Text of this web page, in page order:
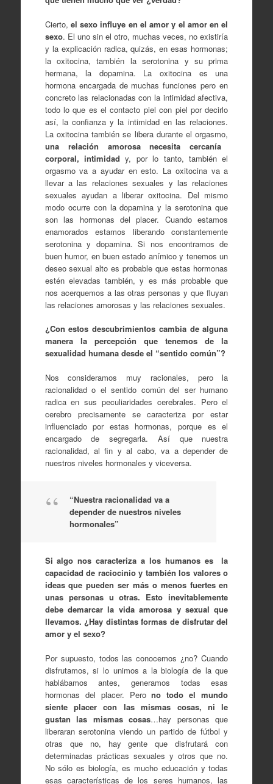
Cierto, el sexo influye en el amor y el amor en el
sexo. El uno sin el otro, muchas veces, no existiría
y la explicación radica, quizás, en esas hormonas;
la oxitocina, también la serotonina y su prima
hermana, la dopamina. La oxitocina es una
hormona encargada de muchas funciones pero en
concreto las relacionadas con la intimidad afectiva,
todo lo que es el contacto piel con piel por decirlo
así, la confianza y la intimidad en las relaciones.
La oxitocina también se libera durante el orgasmo,
una relación amorosa necesita cercanía
corporal, intimidad y, por lo tanto, también el
orgasmo va a ayudar en esto. La oxitocina va a
llevar a las relaciones sexuales y las relaciones
sexuales ayudan a liberar oxitocina. Del mismo
modo ocurre con la dopamina y la serotonina que
son las hormonas del placer. Cuando estamos
enamorados estamos liberando constantemente
serotonina y dopamina. Si nos encontramos de
buen humor, en buen estado anímico y tenemos un
deseo sexual alto es probable que estas hormonas
estén elevadas también, y es más probable que
nos acerquemos a las otras personas y que fluyan
las relaciones amorosas y las relaciones sexuales.
¿Con estos descubrimientos cambia de alguna
manera la percepción que tenemos de la
sexualidad humana desde el “sentido común”?
Nos consideramos muy racionales, pero la
racionalidad o el sentido común del ser humano
radica en sus peculiaridades cerebrales. Pero el
cerebro precisamente se caracteriza por estar
influenciado por estas hormonas, porque es el
encargado de segregarla. Así que nuestra
racionalidad, al fin y al cabo, va a depender de
nuestros niveles hormonales y viceversa.
“Nuestra racionalidad va a
depender de nuestros niveles
hormonales”
Si algo nos caracteriza a los humanos es la
capacidad de raciocinio y también los valores o
ideas que pueden ser más o menos fuertes en
unas personas u otras. Esto inevitablemente
debe demarcar la vida amorosa y sexual que
llevamos. ¿Hay distintas formas de disfrutar del
amor y el sexo?
Por supuesto, todos las conocemos ¿no? Cuando
disfrutamos, si lo unimos a la biología de la que
hablábamos antes, generamos todas esas
hormonas del placer. Perono todo el mundo
siente placer con las mismas cosas, ni le
gustan las mismas cosas…hay personas que
liberaran serotonina viendo un partido de fútbol y
otras que no, hay gente que disfrutará con
determinadas prácticas sexuales y otros que no.
No sólo es biología, es mucho educación y todas
esas características de los seres humanos, las